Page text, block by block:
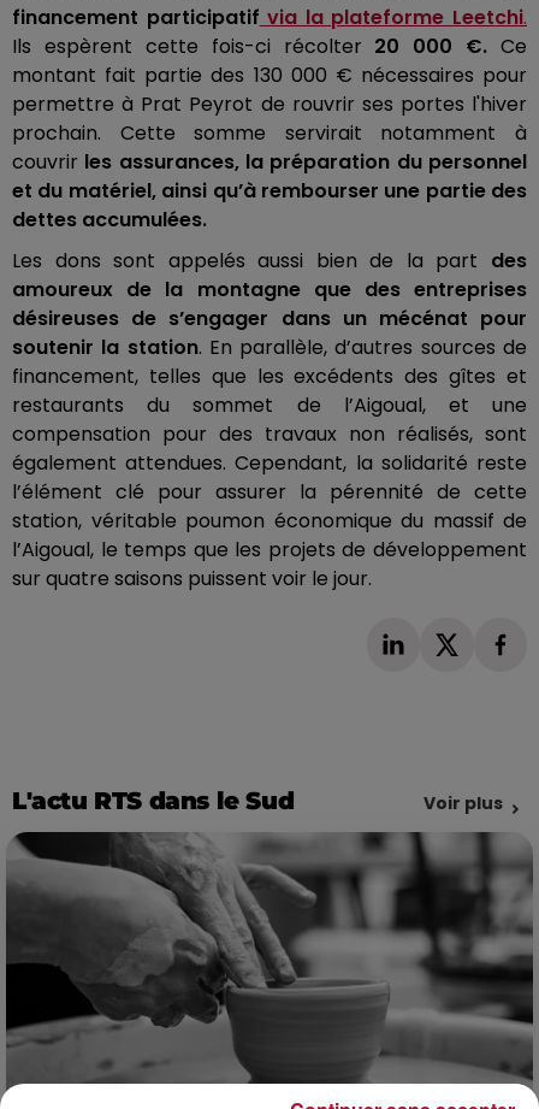
financement participatif via la plateforme Leetchi.
Ils espèrent cette fois-ci récolter 20 000 €. Ce
montant fait partie des 130 000 € nécessaires pour
permettre à Prat Peyrot de rouvrir ses portes l'hiver
prochain. Cette somme servirait notamment à
couvrir les assurances, la préparation du personnel
et du matériel, ainsi qu’à rembourser une partie des
dettes accumulées.
Les dons sont appelés aussi bien de la part des
amoureux de la montagne que des entreprises
désireuses de s’engager dans un mécénat pour
soutenir la station. En parallèle, d’autres sources de
financement, telles que les excédents des gîtes et
restaurants du sommet de l’Aigoual, et une
compensation pour des travaux non réalisés, sont
également attendues. Cependant, la solidarité reste
l’élément clé pour assurer la pérennité de cette
station, véritable poumon économique du massif de
l’Aigoual, le temps que les projets de développement
sur quatre saisons puissent voir le jour.
L'actu RTS dans le Sud Voir plus